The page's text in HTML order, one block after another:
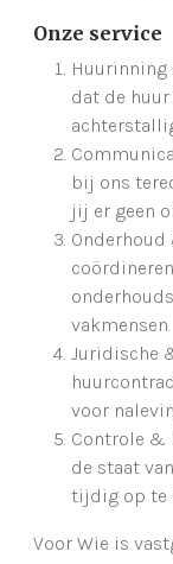
Onze service
dat de
bij ons
jij er geen
Onderhoud
vakmensen.
Juridische
voor
Controle &
de staat
tijdig op te
Voor Wie is